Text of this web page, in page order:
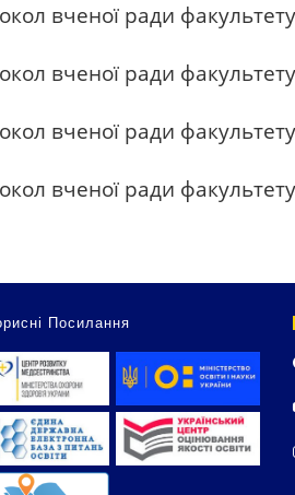
вченої ради
вченої ради
вченої ради
вченої ради
Посилання